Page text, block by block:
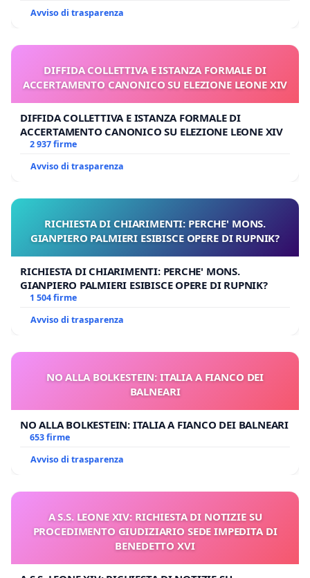
Avviso di trasparenza
DIFFIDA COLLETTIVA E ISTANZA FORMALE DI
ACCERTAMENTO CANONICO SU ELEZIONE LEONE XIV
DIFFIDA COLLETTIVA E ISTANZA FORMALE DI
ACCERTAMENTO CANONICO SU ELEZIONE LEONE XIV
2 937 firme
Avviso di trasparenza
RICHIESTA DI CHIARIMENTI: PERCHE' MONS.
GIANPIERO PALMIERI ESIBISCE OPERE DI RUPNIK?
RICHIESTA DI CHIARIMENTI: PERCHE' MONS.
GIANPIERO PALMIERI ESIBISCE OPERE DI RUPNIK?
1 504 firme
Avviso di trasparenza
NO ALLA BOLKESTEIN: ITALIA A FIANCO DEI
BALNEARI
NO ALLA BOLKESTEIN: ITALIA A FIANCO DEI BALNEARI
653 firme
Avviso di trasparenza
A S.S. LEONE XIV: RICHIESTA DI NOTIZIE SU
PROCEDIMENTO GIUDIZIARIO SEDE IMPEDITA DI
BENEDETTO XVI